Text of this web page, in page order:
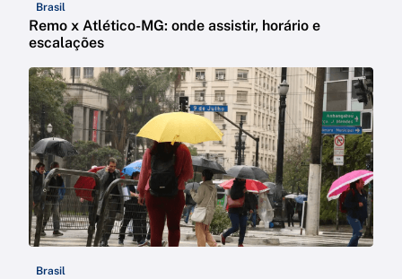
Brasil
Remo x Atlético-MG: onde assistir, horário e
escalações
Brasil